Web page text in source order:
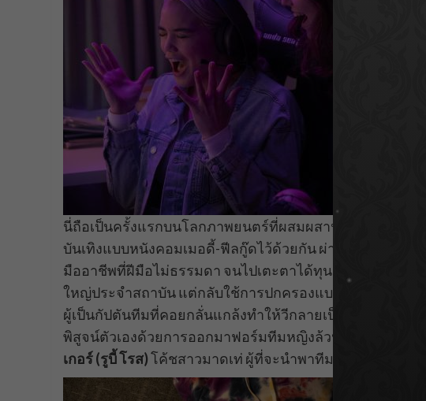
นี่ถือเป็นครั้งแรกบนโลกภาพยนตร์ที่ผสมผสานความมันส์ เร้าใ
บันเทิงแบบหนังคอมเมอดี้-ฟีลกู๊ดไว้ด้วยกัน ผ่านเรื่องราวมิตร
มืออาชีพที่ฝีมือไม่ธรรมดา จนไปเตะตาได้ทุนเรียนมหาลัย แล
ใหญ่ประจำสถาบัน แต่กลับใช้การปกครองแบบชายเป็นใหญ่
ผู้เป็นกัปตันทีมที่คอยกลั่นแกล้งทำให้วีกลายเป็นตัวสำรองต
พิสูจน์ตัวเองด้วยการออกมาฟอร์มทีมหญิงล้วน ที่รวมสมาชิก
เกอร์ (รูบี้ โรส)โค้ชสาวมาดเท่ ผู้ที่จะนำพาทีมของเธอไปสู่เป้